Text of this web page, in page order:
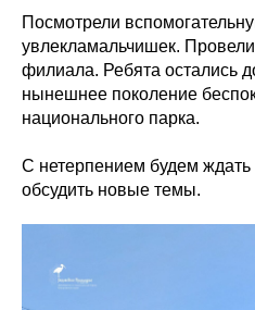
Посмотрели
увлекламальчишек.
филиала. Ребята остались
нынешнее поколение
национального парка.
С нетерпением будем
обсудить новые темы.